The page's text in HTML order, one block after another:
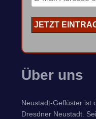
Über uns
Neustadt-Geflüster ist
Dresdner Neustadt.